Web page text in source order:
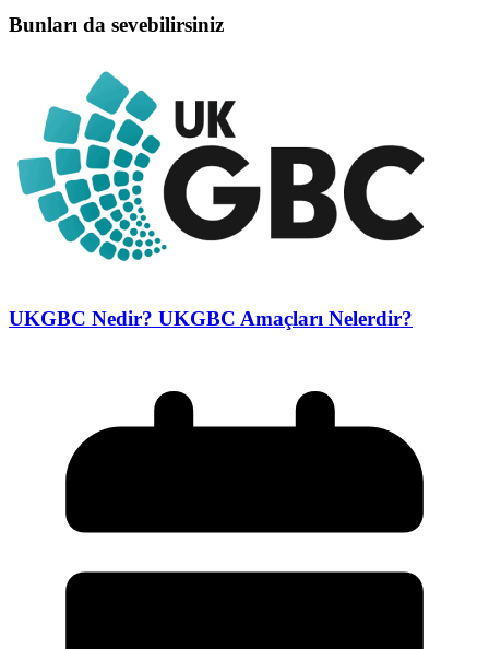
Bunları da sevebilirsiniz
UKGBC Nedir? UKGBC Amaçları Nelerdir?